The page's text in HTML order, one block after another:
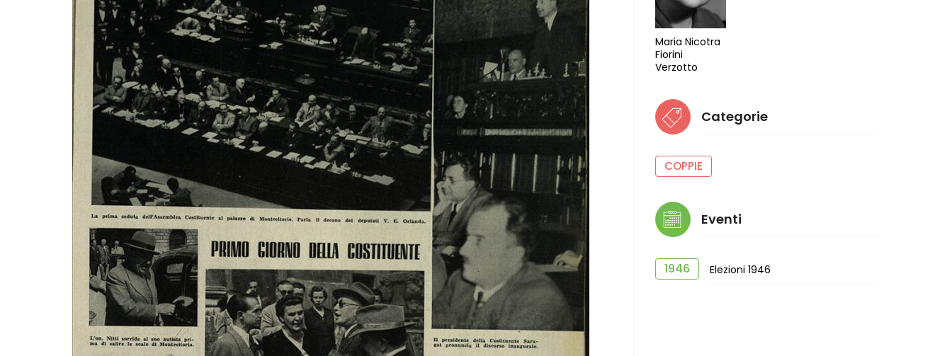
Maria Nicotra
Fiorini
Verzotto
Categorie
COPPIE
Eventi
1946 Elezioni 1946